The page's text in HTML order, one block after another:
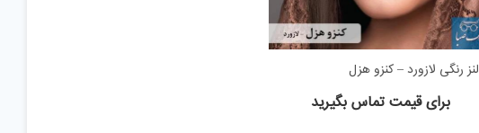
لنز رنگی لازورد – کنزو هزل
برای قیمت تماس بگیرید